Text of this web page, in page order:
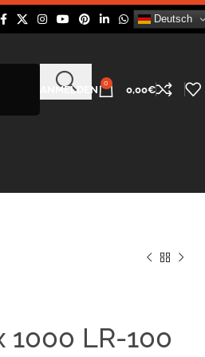
Deutsch
ANMELDEN
0
0,00€
1000 LR-100